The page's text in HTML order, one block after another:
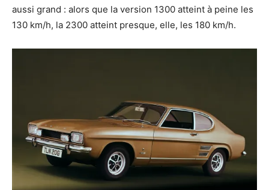
aussi grand : alors que la version 1300 atteint à peine les
130 km/h, la 2300 atteint presque, elle, les 180 km/h.